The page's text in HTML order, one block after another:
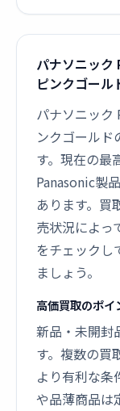
パナソニック
ピンクゴール
パナソニック
ンクゴールド
す。現在の最
Panasonic製
あります。買
売状況によっ
をチェックし
ましょう。
高価買取のポイ
新品・未開封
す。複数の買
より有利な条
や品薄商品は